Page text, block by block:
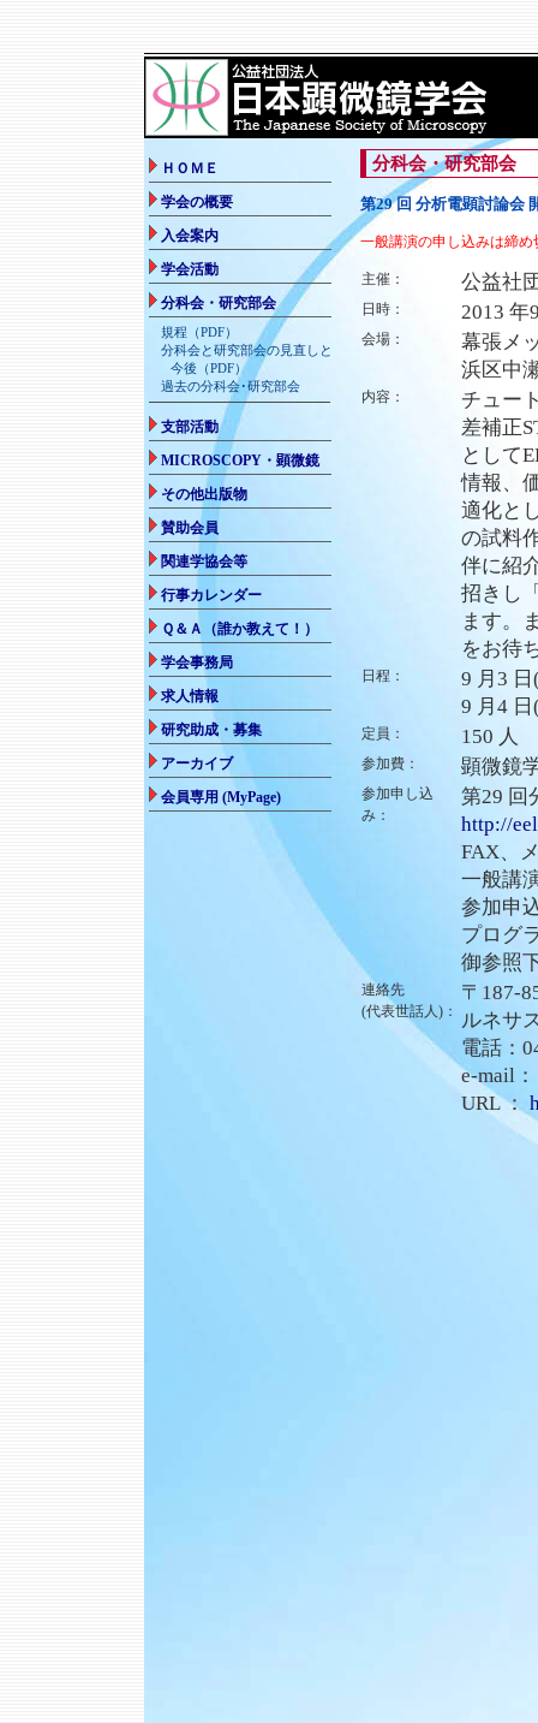
分科会・研究部会
第29 回 分析電顕討論会
一般講演の申し込みは締め
主催： 公益社
日時： 2013 年
会場：
幕張メ
浜区中
内容：
チュー
差補正
として
情報、
適化と
の試料
伴に紹
招きし
ます。
をお待
日程：
9 月3
9 月4
定員： 150 人
参加費： 顕微鏡
参加申し込
み：
第29 回
http://
FAX、
一般講
参加申
プログ
御参照
連絡先
(代表世話人)：
〒187-
ルネサ
電話：
e-mail
URL ：